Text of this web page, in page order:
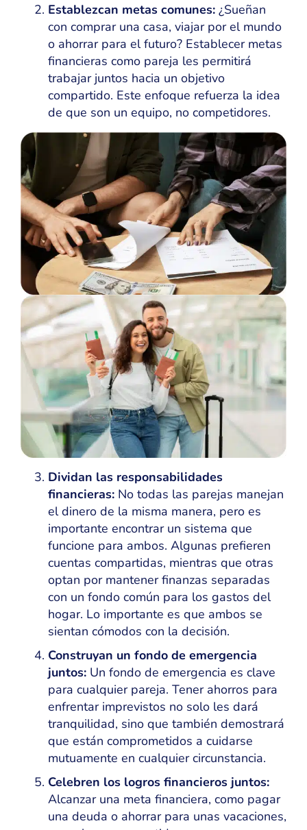
Establezcan metas comunes: ¿Sueñan
con comprar una casa, viajar por el mundo
o ahorrar para el futuro? Establecer metas
financieras como pareja les permitirá
trabajar juntos hacia un objetivo
compartido. Este enfoque refuerza la idea
de que son un equipo, no competidores.
Dividan las responsabilidades
financieras: No todas las parejas manejan
el dinero de la misma manera, pero es
importante encontrar un sistema que
funcione para ambos. Algunas prefieren
cuentas compartidas, mientras que otras
optan por mantener finanzas separadas
con un fondo común para los gastos del
hogar. Lo importante es que ambos se
sientan cómodos con la decisión.
Construyan un fondo de emergencia
juntos: Un fondo de emergencia es clave
para cualquier pareja. Tener ahorros para
enfrentar imprevistos no solo les dará
tranquilidad, sino que también demostrará
que están comprometidos a cuidarse
mutuamente en cualquier circunstancia.
Celebren los logros financieros juntos:
Alcanzar una meta financiera, como pagar
una deuda o ahorrar para unas vacaciones,